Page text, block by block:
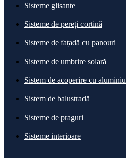
Sisteme glisante
Sisteme de pereți cortină
Sisteme de fațadă cu panouri
Sisteme de umbrire solară
Sistem de acoperire cu aluminiu
Sistem de balustradă
Sisteme de praguri
Sisteme interioare